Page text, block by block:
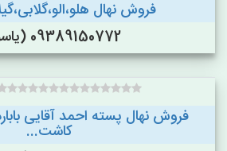
فروش نهال
09389150772 (یاسوج)
فروش نهال پسته احمد آقایی
کاشت...